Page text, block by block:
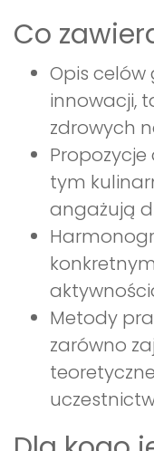
Co
Opis celów
innowacji,
zdrowych
Propozycje
tym
angażują
Metody
zarówno